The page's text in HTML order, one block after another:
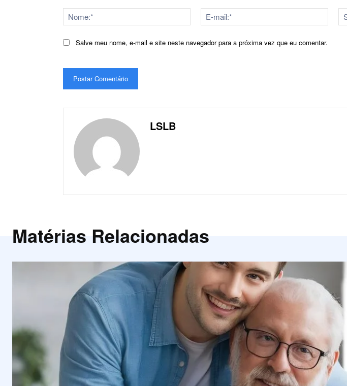
Nome:*
mail:*
Salve meu nome, e-mail e site neste navegador para a próxima vez que eu comentar.
LSLB
Matérias Relacionadas